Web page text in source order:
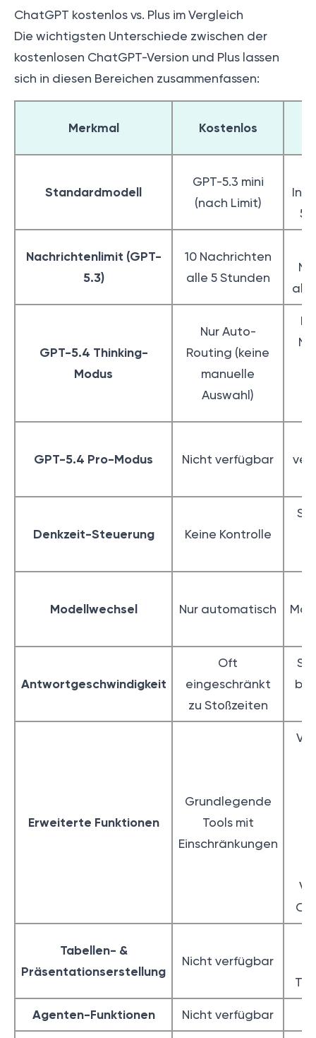
ChatGPT kostenlos vs. Plus im Vergleich
Die wichtigsten Unterschiede zwischen der
kostenlosen ChatGPT-Version und Plus lassen
sich in diesen Bereichen zusammenfassen:
Merkmal Kostenlos
Standardmodell
GPT-5.3 mini
(nach Limit)
Nachrichtenlimit (GPT-
5.3)
10 Nachrichten
alle 5 Stunden
alle
GPT-5.4 Thinking-
Modus
Nur Auto-
Routing (keine
manuelle
Auswahl)
GPT-5.4 Pro-Modus Nicht verfügbar
Denkzeit-Steuerung Keine Kontrolle
Modellwechsel Nur automatisch
Antwortgeschwindigkeit
Oft
eingeschränkt
zu Stoßzeiten
Erweiterte Funktionen
Grundlegende
Tools mit
Einschränkungen
Tabellen- &
Präsentationserstellung
Nicht verfügbar
Agenten-Funktionen Nicht verfügbar